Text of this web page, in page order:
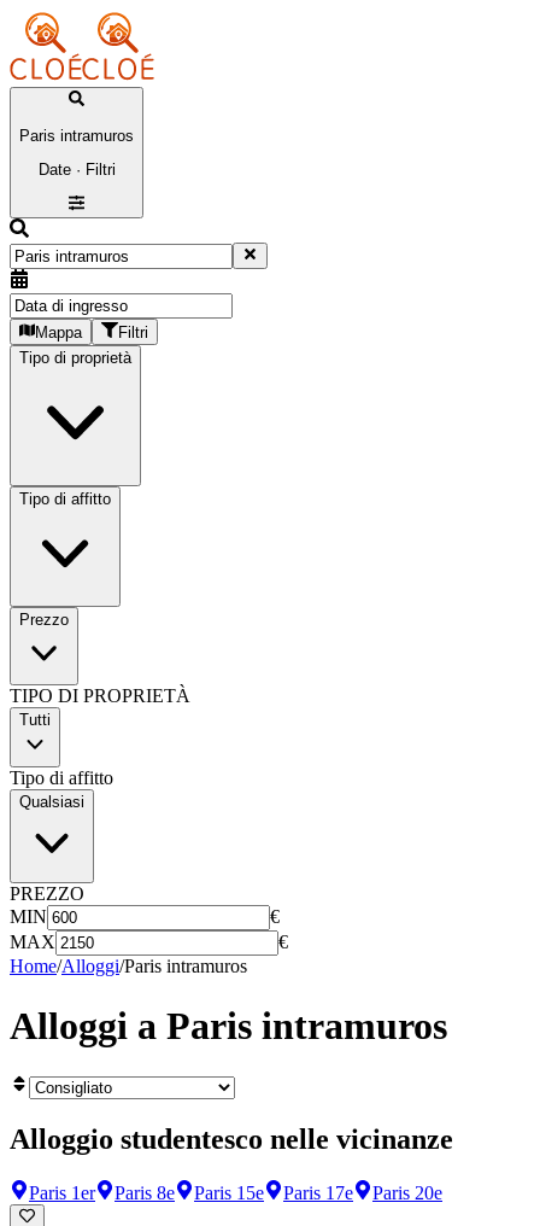
Paris intramuros
Date · Filtri
Mappa
Filtri
Tipo di proprietà
Tipo di affitto
Prezzo
TIPO DI PROPRIETÀ
Tutti
Tipo di affitto
Qualsiasi
PREZZO
MIN
€
MAX
€
Home/Alloggi/Paris intramuros
Alloggi a Paris intramuros
Alloggio studentesco nelle vicinanze
Paris 1er Paris 8e Paris 15e Paris 17e Paris 20e